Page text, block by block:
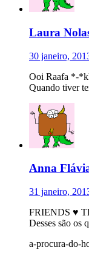
Laura
30 janeiro,
Ooi Raafa *-
Quando tiver
Anna
31 janeiro,
FRIENDS ♥
Desses são os
a-procura-do-